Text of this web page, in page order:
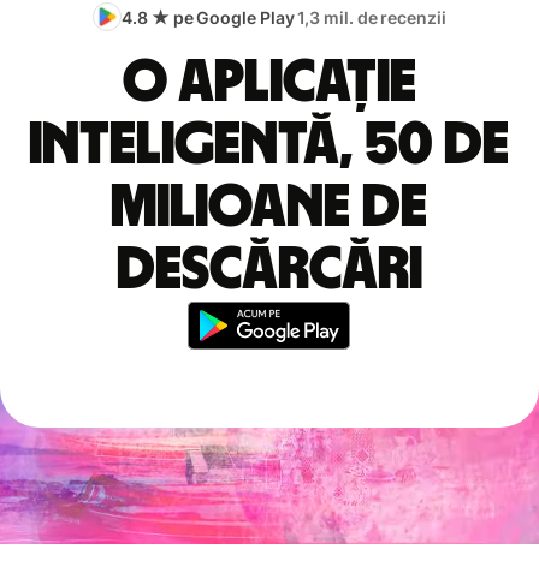
4.8 ★ pe Google Play1,3 mil. de recenzii
O aplicație
inteligentă, 50 de
milioane de
descărcări